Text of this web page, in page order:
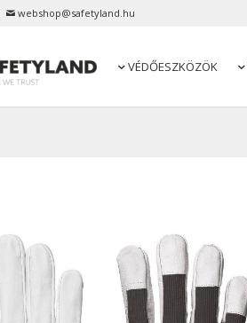
 webshop@safetyland.hu
 VÉDŐESZKÖZÖK 